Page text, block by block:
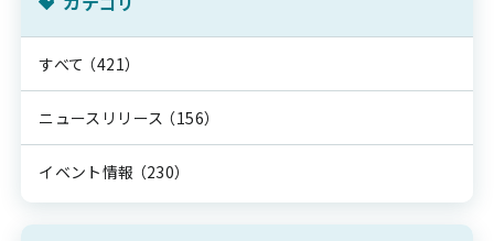
すべて （421）
ニュースリリース （156）
イベント情報 （230）